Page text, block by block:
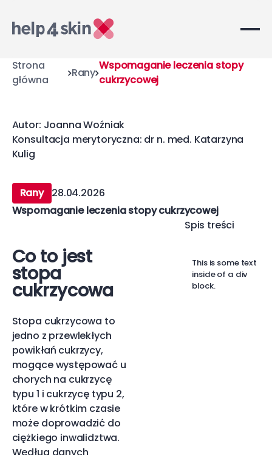
Strona
główna
Rany
Wspomaganie leczenia stopy
cukrzycowej
Autor: Joanna Woźniak
Konsultacja merytoryczna: dr n. med. Katarzyna
Kulig
Rany
28.04.2026
Wspomaganie leczenia stopy cukrzycowej
Co to jest
stopa
cukrzycowa
Stopa cukrzycowa to
jedno z przewlekłych
powikłań cukrzycy,
mogące występować u
chorych na cukrzycę
typu 1 i cukrzycę typu 2,
które w krótkim czasie
może doprowadzić do
ciężkiego inwalidztwa.
Według danych
Spis treści
This is some text
inside of a div
block.